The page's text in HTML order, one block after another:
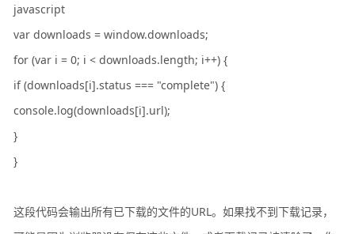
javascript
var downloads = window.downloads;
for (var i = 0; i < downloads.length; i++) {
if (downloads[i].status === "complete") {
console.log(downloads[i].url);
}
}
这段代码会输出所有已下载的文件的URL。如果找不到下载记录，